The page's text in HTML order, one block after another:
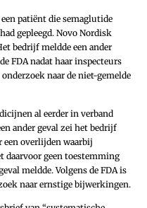
patiënt die semaglutide
gepleegd. Novo Nordisk
bedrijf meldde een ander
FDA nadat haar inspecteurs
naar de niet-gemelde
al eerder in verband
ander geval zei het bedrijf
een overlijden waarbij
daarvoor geen toestemming
meldde. Volgens de FDA is
naar ernstige bijwerkingen.